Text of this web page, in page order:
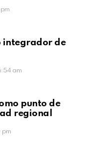
integrador de
am
punto de
regional
pm